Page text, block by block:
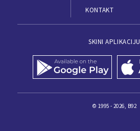
KONTAKT
SKINI APLIKACIJU
© 1995 - 2026, B92